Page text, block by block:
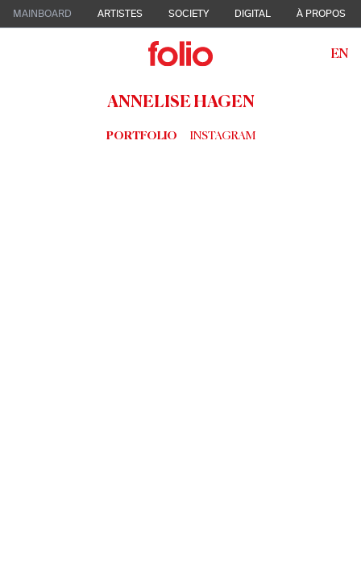
MAINBOARD ARTISTES SOCIETY DIGITAL À PROPOS
EN
ANNELISE HAGEN
PORTFOLIO INSTAGRAM